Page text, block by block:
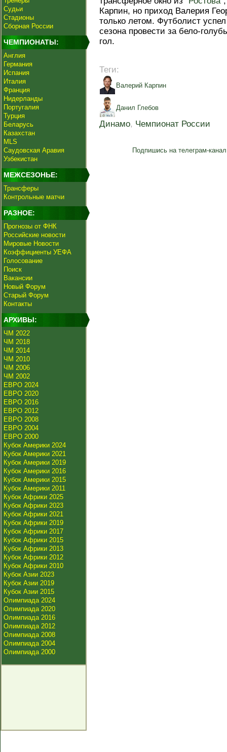
Судьи
Стадионы
Сборная России
ЧЕМПИОНАТЫ:
Англия
Германия
Испания
Италия
Франция
Нидерланды
Португалия
Турция
Беларусь
Казахстан
MLS
Саудовская Аравия
Узбекистан
МЕЖСЕЗОНЬЕ:
Трансферы
Контрольные матчи
РАЗНОЕ:
Прогнозы от ФНК
Российские новости
Мировые Новости
Коэффициенты УЕФА
Голосование
Поиск
Вакансии
Новый Форум
Старый Форум
Контакты
АРХИВЫ:
ЧМ 2022
ЧМ 2018
ЧМ 2014
ЧМ 2010
ЧМ 2006
ЧМ 2002
ЕВРО 2024
ЕВРО 2020
ЕВРО 2016
ЕВРО 2012
ЕВРО 2008
ЕВРО 2004
ЕВРО 2000
Кубок Америки 2024
Кубок Америки 2021
Кубок Америки 2019
Кубок Америки 2016
Кубок Америки 2015
Кубок Америки 2011
Кубок Африки 2025
Кубок Африки 2023
Кубок Африки 2021
Кубок Африки 2019
Кубок Африки 2017
Кубок Африки 2015
Кубок Африки 2013
Кубок Африки 2012
Кубок Африки 2010
Кубок Азии 2023
Кубок Азии 2019
Кубок Азии 2015
Олимпиада 2024
Олимпиада 2020
Олимпиада 2016
Олимпиада 2012
Олимпиада 2008
Олимпиада 2004
Олимпиада 2000
Карпин, но приход Валерия
только летом. Футболист
сезона провести за бело-
гол.
Теги:
Валерий Карпин
Данил Глебов
Динамо, Чемпионат России
Подпишись на телеграм-